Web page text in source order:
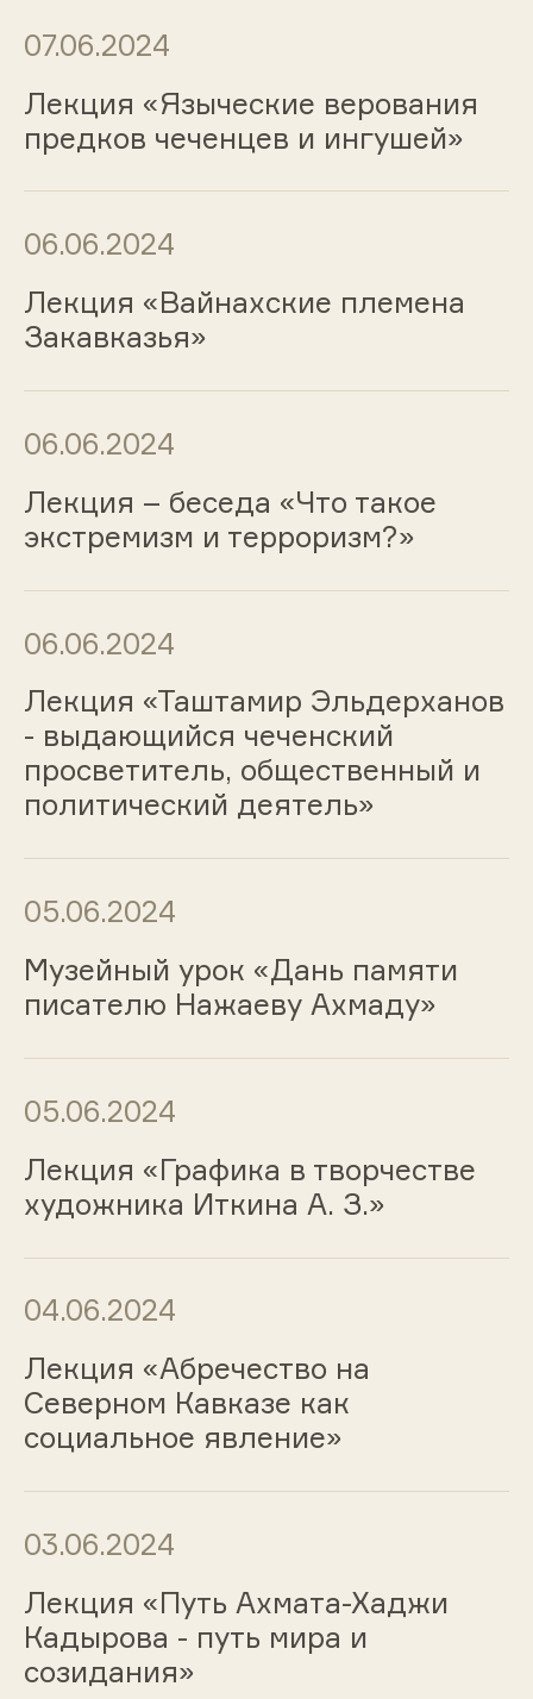
07.06.2024
Лекция «Языческие верования
предков чеченцев и ингушей»
06.06.2024
Лекция «Вайнахские племена
Закавказья»
06.06.2024
Лекция – беседа «Что такое
экстремизм и терроризм?»
06.06.2024
Лекция «Таштамир Эльдерханов
- выдающийся чеченский
просветитель, общественный и
политический деятель»
05.06.2024
Музейный урок «Дань памяти
писателю Нажаеву Ахмаду»
05.06.2024
Лекция «Графика в творчестве
художника Иткина А. З.»
04.06.2024
Лекция «Абречество на
Северном Кавказе как
социальное явление»
03.06.2024
Лекция «Путь Ахмата-Хаджи
Кадырова - путь мира и
созидания»